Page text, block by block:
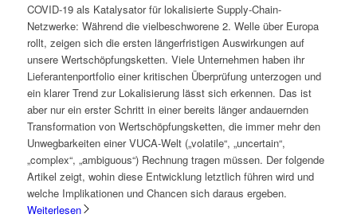
COVID-19 als Katalysator für lokalisierte Supply-Chain-
Netzwerke: Während die vielbeschworene 2. Welle über Europa
rollt, zeigen sich die ersten länger­fristigen Auswirkungen auf
unsere Wertschöpfungsketten. Viele Unternehmen haben ihr
Lieferantenportfolio einer kritischen Überprüfung unterzogen und
ein klarer Trend zur Lokalisierung lässt sich erkennen. Das ist
aber nur ein erster Schritt in einer bereits länger andauernden
Transformation von Wertschöpfungsketten, die immer mehr den
Unwegbarkeiten einer VUCA-Welt („volatile“, „uncertain“,
„complex“, „ambiguous“) Rechnung tragen müssen. Der folgende
Artikel zeigt, wohin diese Entwicklung letztlich führen wird und
welche Implikationen und Chancen sich daraus ergeben.
Weiterlesen